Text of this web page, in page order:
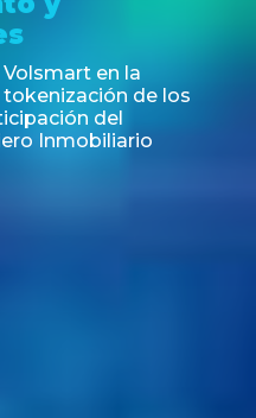
rúbrica de los libros
de Buenos Aires